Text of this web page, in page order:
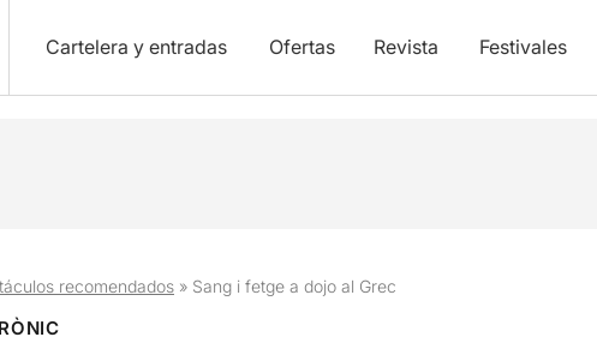
Cartelera y entradas Ofertas Revista Festivales
recomendados» Sang i fetge a dojo al Grec